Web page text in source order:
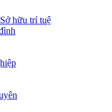
hữu trí tuệ